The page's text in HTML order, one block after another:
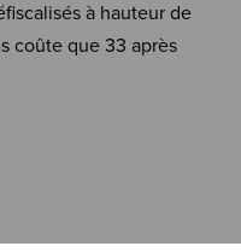
à hauteur de
coûte que 33 après